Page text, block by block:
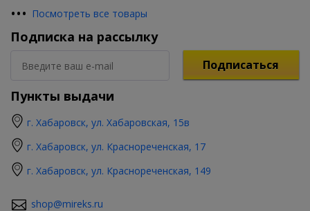
••• Посмотреть все товары
Подписка на рассылку
Подписаться
Пункты выдачи
г. Хабаровск, ул. Хабаровская, 15в
г. Хабаровск, ул. Краснореченская, 17
г. Хабаровск, ул. Краснореченская, 149
shop@mireks.ru